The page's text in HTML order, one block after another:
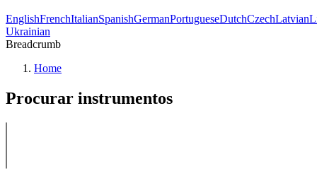
EnglishFrenchItalianSpanishGermanPortugueseDutchCzechLatvian
Ukrainian
Breadcrumb
Home
Procurar instrumentos